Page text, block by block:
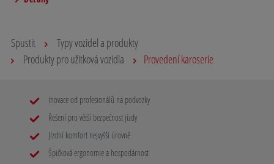
Spustit
Typy vozidel a produkty
Produkty pro užitková vozidla
Provedení karoserie
Inovace od profesionálů na podvozky
Řešení pro větší bezpečnost jízdy
Jízdní komfort nejvyšší úrovně
Špičková ergonomie a hospodárnost